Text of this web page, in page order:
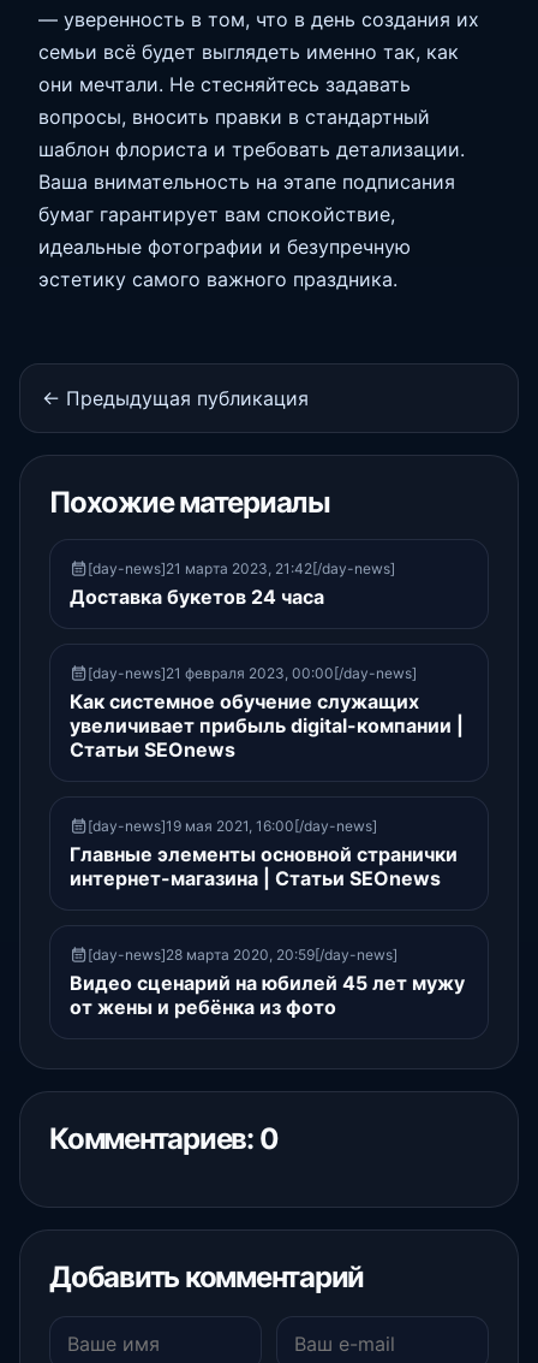
— уверенность в том, что в день создания их
семьи всё будет выглядеть именно так, как
они мечтали. Не стесняйтесь задавать
вопросы, вносить правки в стандартный
шаблон флориста и требовать детализации.
Ваша внимательность на этапе подписания
бумаг гарантирует вам спокойствие,
идеальные фотографии и безупречную
эстетику самого важного праздника.
← Предыдущая публикация
Похожие материалы
[day-news]21 марта 2023, 21:42[/day-news]
Доставка букетов 24 часа
[day-news]21 февраля 2023, 00:00[/day-news]
Как системное обучение служащих
увеличивает прибыль digital-компании |
Статьи SEOnews
[day-news]19 мая 2021, 16:00[/day-news]
Главные элементы основной странички
интернет-магазина | Статьи SEOnews
[day-news]28 марта 2020, 20:59[/day-news]
Видео сценарий на юбилей 45 лет мужу
от жены и ребёнка из фото
Комментариев: 0
Добавить комментарий